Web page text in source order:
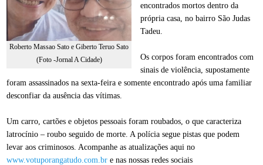
Roberto Massao Sato e Giberto Teruo Sato
(Foto -Jornal A Cidade)
encontrados mortos dentro da
própria casa, no bairro São Judas
Tadeu.
Os corpos foram encontrados com
sinais de violência, supostamente
foram assassinados na sexta-feira e somente encontrado após uma familiar
desconfiar da ausência das vítimas.
Um carro, cartões e objetos pessoais foram roubados, o que caracteriza
latrocínio – roubo seguido de morte. A polícia segue pistas que podem
levar aos criminosos. Acompanhe as atualizações aqui no
www.votuporangatudo.com.br e nas nossas redes sociais